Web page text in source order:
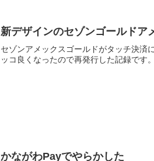
新デザインのセゾンゴールドア
セゾンアメックスゴールドがタッチ決済
ッコ良くなったので再発行した記録です。
かながわPayでやらかした